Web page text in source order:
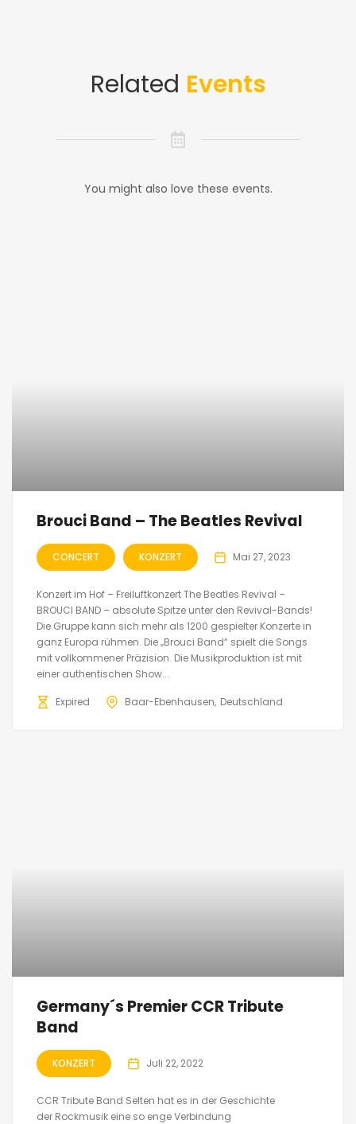
Related Events
You might also love these events.
Brouci Band – The Beatles Revival
CONCERT KONZERT Mai 27, 2023
Konzert im Hof – Freiluftkonzert The Beatles Revival –
BROUCI BAND – absolute Spitze unter den Revival-Bands!
Die Gruppe kann sich mehr als 1200 gespielter Konzerte in
ganz Europa rühmen. Die „Brouci Band“ spielt die Songs
mit vollkommener Präzision. Die Musikproduktion ist mit
einer authentischen Show...
Expired Baar-Ebenhausen Deutschland
Germany´s Premier CCR Tribute
Band
KONZERT Juli 22, 2022
CCR Tribute Band Selten hat es in der Geschichte
der Rockmusik eine so enge Verbindung